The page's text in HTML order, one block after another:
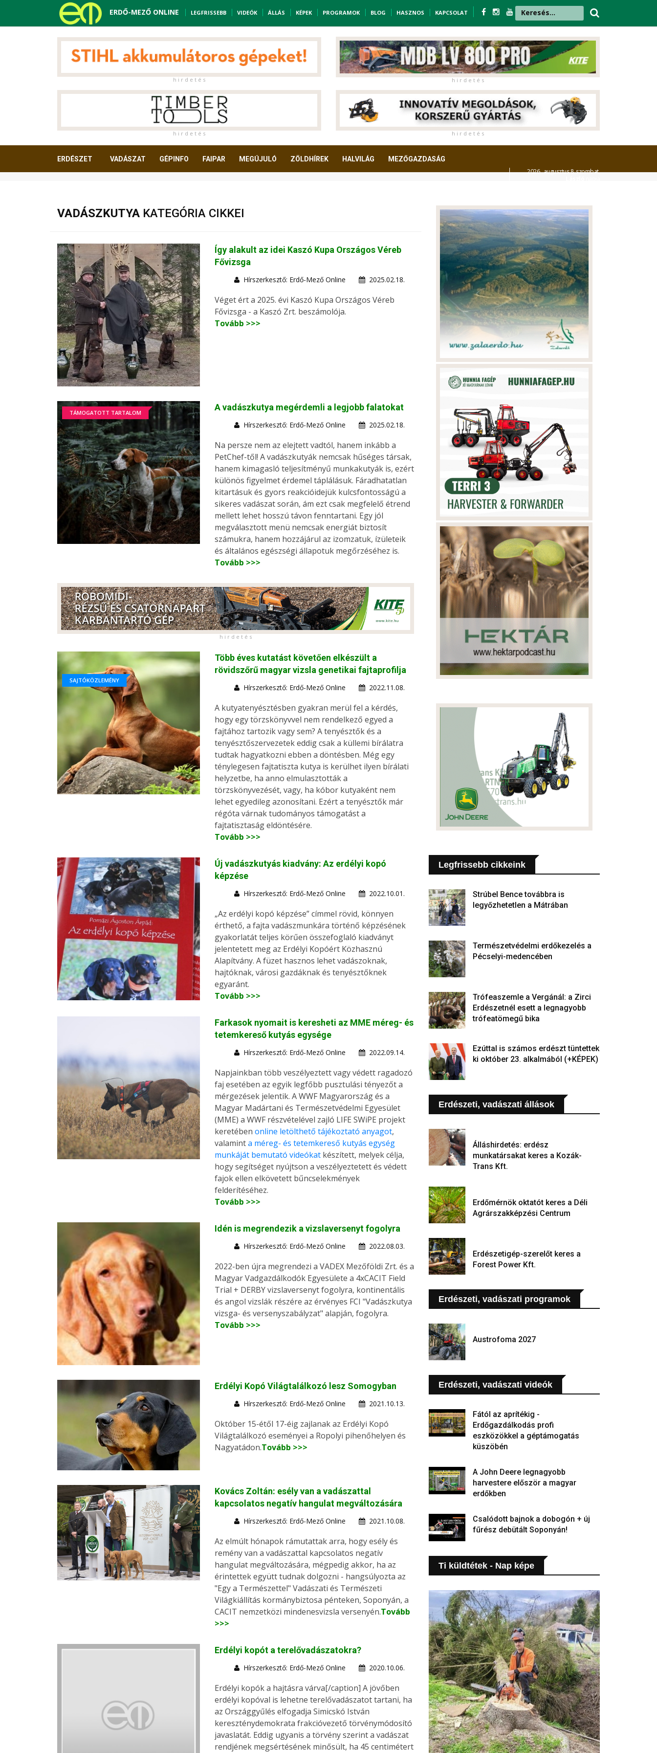
ERDŐ-MEZŐ ONLINE LEGFRISSEBB VIDEÓK ÁLLÁS KÉPEK PROGRAMOK BLOG HASZNOS KAPCSOLAT
h i r d e t é s h i r d e t é s
h i r d e t é s h i r d e t é s
ERDÉSZET VADÁSZAT GÉPINFO FAIPAR MEGÚJULÓ ZÖLDHÍREK HALVILÁG MEZŐGAZDASÁG
2026. augusztus 8. szombat,
VADÁSZKUTYA KATEGÓRIA CIKKEI
Így alakult az idei Kaszó Kupa Országos Véreb
Fővizsga
Hírszerkesztő: Erdő-Mező Online 2025.02.18.
Véget ért a 2025. évi Kaszó Kupa Országos Véreb
Fővizsga - a Kaszó Zrt. beszámolója.
Tovább >>>
TÁMOGATOTT TARTALOM
A vadászkutya megérdemli a legjobb falatokat
Hírszerkesztő: Erdő-Mező Online 2025.02.18.
Na persze nem az elejtett vadtól, hanem inkább a
PetChef-től! A vadászkutyák nemcsak hűséges társak,
hanem kimagasló teljesítményű munkakutyák is, ezért
különös figyelmet érdemel táplálásuk. Fáradhatatlan
kitartásuk és gyors reakcióidejük kulcsfontosságú a
sikeres vadászat során, ám ezt csak megfelelő étrend
mellett lehet hosszú távon fenntartani. Egy jól
megválasztott menü nemcsak energiát biztosít
számukra, hanem hozzájárul az izomzatuk, ízületeik
és általános egészségi állapotuk megőrzéséhez is.
Tovább >>>
h i r d e t é s
SAJTÓKÖZLEMÉNY
Több éves kutatást követően elkészült a
rövidszőrű magyar vizsla genetikai fajtaprofilja
Hírszerkesztő: Erdő-Mező Online 2022.11.08.
A kutyatenyésztésben gyakran merül fel a kérdés,
hogy egy törzskönyvvel nem rendelkező egyed a
fajtához tartozik vagy sem? A tenyésztők és a
tenyésztőszervezetek eddig csak a küllemi bírálatra
tudtak hagyatkozni ebben a döntésben. Még egy
ténylegesen fajtatiszta kutya is kerülhet ilyen bírálati
helyzetbe, ha anno elmulasztották a
törzskönyvezését, vagy, ha kóbor kutyaként nem
lehet egyedileg azonosítani. Ezért a tenyésztők már
régóta várnak tudományos támogatást a
fajtatisztaság eldöntésére.
Tovább >>>
Új vadászkutyás kiadvány: Az erdélyi kopó
képzése
Hírszerkesztő: Erdő-Mező Online 2022.10.01.
„Az erdélyi kopó képzése” címmel rövid, könnyen
érthető, a fajta vadászmunkára történő képzésének
gyakorlatát teljes körűen összefoglaló kiadványt
jelentetett meg az Erdélyi Kopóért Közhasznú
Alapítvány. A füzet hasznos lehet vadászoknak,
hajtóknak, városi gazdáknak és tenyésztőknek
egyaránt.
Tovább >>>
Farkasok nyomait is keresheti az MME méreg- és
tetemkereső kutyás egysége
Hírszerkesztő: Erdő-Mező Online 2022.09.14.
Napjainkban több veszélyeztett vagy védett ragadozó
faj esetében az egyik legfőbb pusztulási tényezőt a
mérgezések jelentik. A WWF Magyarország és a
Magyar Madártani és Természetvédelmi Egyesület
(MME) a WWF részvételével zajló LIFE SWiPE projekt
keretében online letölthető tájékoztató anyagot,
valaminta méreg- és tetemkereső kutyás egység
munkáját bemutató videókat készített, melyek célja,
hogy segítséget nyújtson a veszélyeztetett és védett
fajok ellen elkövetett bűncselekmények
felderítéséhez.
Tovább >>>
Idén is megrendezik a vizslaversenyt fogolyra
Hírszerkesztő: Erdő-Mező Online 2022.08.03.
2022-ben újra megrendezi a VADEX Mezőföldi Zrt. és a
Magyar Vadgazdálkodók Egyesülete a 4xCACIT Field
Trial + DERBY vizslaversenyt fogolyra, kontinentális
és angol vizslák részére az érvényes FCI "Vadászkutya
vizsga- és versenyszabályzat" alapján, fogolyra.
Tovább >>>
Erdélyi Kopó Világtalálkozó lesz Somogyban
Hírszerkesztő: Erdő-Mező Online 2021.10.13.
Október 15-étől 17-éig zajlanak az Erdélyi Kopó
Világtalálkozó eseményei a Ropolyi pihenőhelyen és
Nagyatádon.Tovább >>>
Kovács Zoltán: esély van a vadászattal
kapcsolatos negatív hangulat megváltozására
Hírszerkesztő: Erdő-Mező Online 2021.10.08.
Az elmúlt hónapok rámutattak arra, hogy esély és
remény van a vadászattal kapcsolatos negatív
hangulat megváltozására, mégpedig akkor, ha az
érintettek együtt tudnak dolgozni - hangsúlyozta az
"Egy a Természettel" Vadászati és Természeti
Világkiállítás kormánybiztosa pénteken, Soponyán, a
CACIT nemzetközi mindenesvizsla versenyén.Tovább
>>>
Erdélyi kopót a terelővadászatokra?
Hírszerkesztő: Erdő-Mező Online 2020.10.06.
Erdélyi kopók a hajtásra várva[/caption] A jövőben
erdélyi kopóval is lehetne terelővadászatot tartani, ha
az Országgyűlés elfogadja Simicskó István
kereszténydemokrata frakcióvezető törvénymódosító
javaslatát. Eddig ugyanis a törvény szerint a vadászat
rendjének megsértésének minősült, ha 45 centimétert
Legfrissebb cikkeink
Strúbel Bence továbbra is
legyőzhetetlen a Mátrában
Természetvédelmi erdőkezelés a
Pécselyi-medencében
Trófeaszemle a Vergánál: a Zirci
Erdészetnél esett a legnagyobb
trófeatömegű bika
Ezúttal is számos erdészt tüntettek
ki október 23. alkalmából (+KÉPEK)
Erdészeti, vadászati állások
Álláshirdetés: erdész
munkatársakat keres a Kozák-
Trans Kft.
Erdőmérnök oktatót keres a Déli
Agrárszakképzési Centrum
Erdészetigép-szerelőt keres a
Forest Power Kft.
Erdészeti, vadászati programok
Austrofoma 2027
Erdészeti, vadászati videók
Fától az aprítékig -
Erdőgazdálkodás profi
eszközökkel a géptámogatás
küszöbén
A John Deere legnagyobb
harvestere először a magyar
erdőkben
Csalódott bajnok a dobogón + új
fűrész debütált Soponyán!
Ti küldtétek - Nap képe